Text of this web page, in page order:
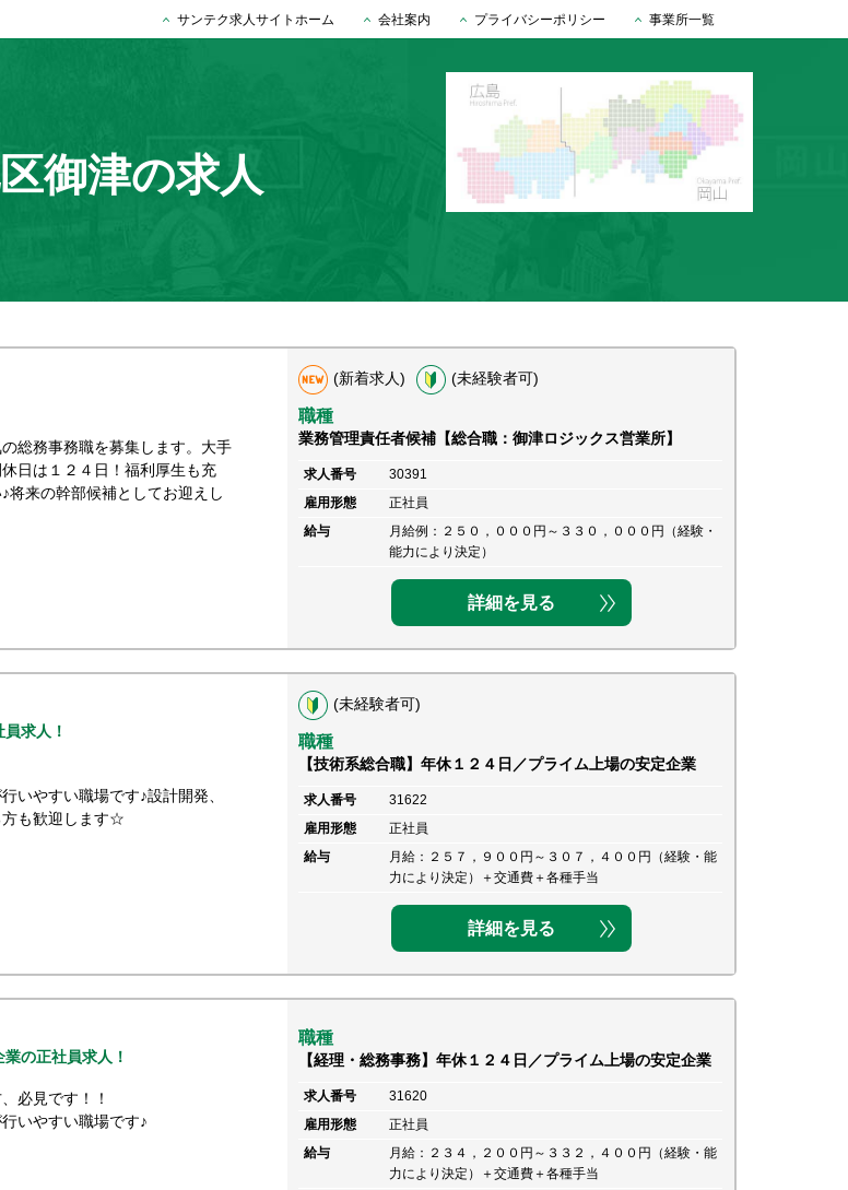
サンテク求人サイトホーム 会社案内 プライバシーポリシー 事業所一覧
御津の求人
総務事務職を募集します。大手
日は１２４日！福利厚生も充
将来の幹部候補としてお迎えし
(新着求人) (未経験者可)
職種
業務管理責任者候補【総合職：御津ロジックス営業所】
求人番号
30391
雇用形態
正社員
給与
月給例：２５０，０００円～３３０，０００円（経験・
能力により決定）
詳細を見る
求人！
いやすい職場です♪設計開発、
方も歓迎します☆
(未経験者可)
職種
【技術系総合職】年休１２４日／プライム上場の安定企業
求人番号
31622
雇用形態
正社員
給与
月給：２５７，９００円～３０７，４００円（経験・能
力により決定）＋交通費＋各種手当
詳細を見る
の正社員求人！
必見です！！
いやすい職場です♪
職種
【経理・総務事務】年休１２４日／プライム上場の安定企業
求人番号
31620
雇用形態
正社員
給与
月給：２３４，２００円～３３２，４００円（経験・能
力により決定）＋交通費＋各種手当